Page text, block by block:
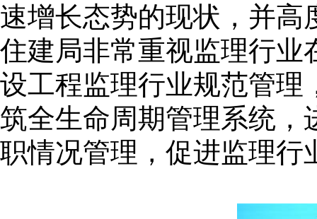
速增长态势的现状，并高
住建局非常重视监理行业
设工程监理行业规范管理
筑全生命周期管理系统，
职情况管理，促进监理行